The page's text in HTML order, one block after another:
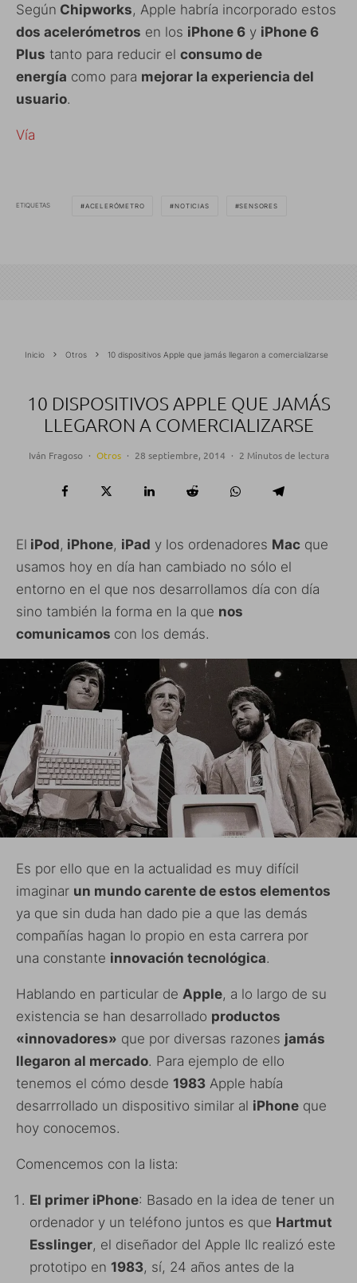
Según Chipworks, Apple habría incorporado estos
dos acelerómetros en los iPhone 6 y iPhone 6
Plus tanto para reducir el consumo de
energía como para mejorar la experiencia del
usuario.
Vía
ETIQUETAS ACELERÓMETRO NOTICIAS SENSORES
Inicio Otros 10 dispositivos Apple que jamás llegaron a comercializarse
10 DISPOSITIVOS APPLE QUE JAMÁS
LLEGARON A COMERCIALIZARSE
Iván Fragoso · Otros · 28 septiembre, 2014 · 2 Minutos de lectura
El iPod, iPhone, iPad y los ordenadores Mac que
usamos hoy en día han cambiado no sólo el
entorno en el que nos desarrollamos día con día
sino también la forma en la que nos
comunicamos con los demás.
Es por ello que en la actualidad es muy difícil
imaginar un mundo carente de estos elementos
ya que sin duda han dado pie a que las demás
compañías hagan lo propio en esta carrera por
una constante innovación tecnológica.
Hablando en particular de Apple, a lo largo de su
existencia se han desarrollado productos
«innovadores» que por diversas razones jamás
llegaron al mercado. Para ejemplo de ello
tenemos el cómo desde 1983 Apple había
desarrrollado un dispositivo similar al iPhone que
hoy conocemos.
Comencemos con la lista:
El primer iPhone: Basado en la idea de tener un
ordenador y un teléfono juntos es que Hartmut
Esslinger, el diseñador del Apple IIc realizó este
prototipo en 1983, sí, 24 años antes de la